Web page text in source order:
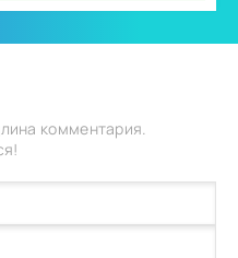
комментария.